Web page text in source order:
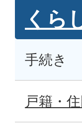
くら
手続き
戸籍・